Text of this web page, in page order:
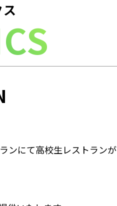
ンにて高校生レストランが